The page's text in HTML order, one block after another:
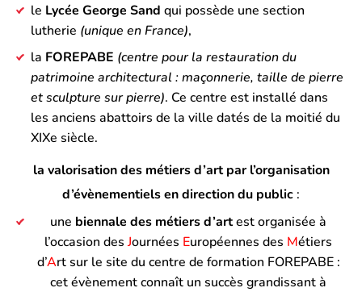
le Lycée George Sand qui possède une section
lutherie (unique en France),
la FOREPABE (centre pour la restauration du
patrimoine architectural : maçonnerie, taille de pierre
et sculpture sur pierre). Ce centre est installé dans
les anciens abattoirs de la ville datés de la moitié du
XIXe siècle.
la valorisation des métiers d’art par l’organisation
d’évènementiels en direction du public :
une biennale des métiers d’artest organisée à
l’occasion desJournées Européennes des Métiers
d’Art sur le site du centre de formation FOREPABE :
cet évènement connaît un succès grandissant à